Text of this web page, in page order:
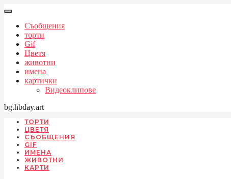
Съобщения
торти
Gif
Цветя
животни
имена
картички
Видеоклипове
bg.hbday.art
ТОРТИ
ЦВЕТЯ
СЪОБЩЕНИЯ
GIF
ИМЕНА
ЖИВОТНИ
КАРТИ